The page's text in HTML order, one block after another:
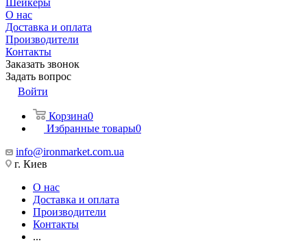
Шейкеры
О нас
Доставка и оплата
Производители
Контакты
Заказать звонок
Задать вопрос
Войти
Корзина0
Избранные товары0
info@ironmarket.com.ua
г. Киев
О нас
Доставка и оплата
Производители
Контакты
...